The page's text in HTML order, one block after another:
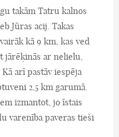
takām Tatru kalnos
Jūras acij. Takas
kā 9 km, kas ved
jārēķinās ar nelielu,
arī pastāv iespēja
2,5 km garumā.
izmantot, jo īstais
varenība paveras tieši